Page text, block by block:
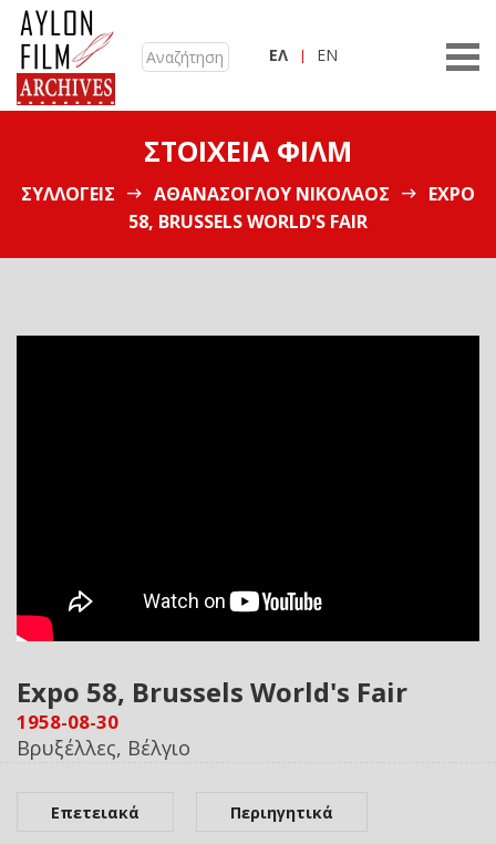
ΕΛ EN
ΣΤΟΙΧΕΊΑ ΦΙΛΜ
ΣΥΛΛΟΓΕΊΣ ΑΘΑΝΑΣΌΓΛΟΥ ΝΙΚΌΛΑΟΣ
EXPO
58, BRUSSELS WORLD'S FAIR
Expo 58, Brussels World's Fair
1958-08-30
Βρυξέλλες, Βέλγιο
Επετειακά Περιηγητικά